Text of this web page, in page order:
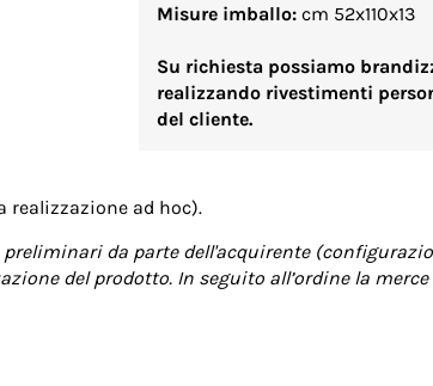
Misure imballo:cm 52x110x13
Su richiesta possiamo
realizzando rivestimenti
del cliente.
ad hoc).
da parte dell'acquirente
del prodotto. In seguito all’ordine la